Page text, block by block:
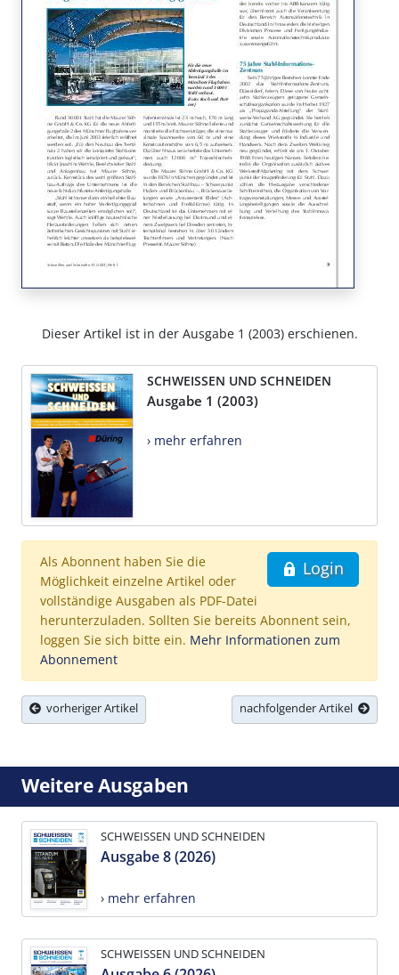
Dieser Artikel ist in der Ausgabe 1 (2003) erschienen.
SCHWEISSEN UND SCHNEIDEN
Ausgabe 1 (2003)
› mehr erfahren
Login
Als Abonnent haben Sie die
Möglichkeit einzelne Artikel oder
vollständige Ausgaben als PDF-Datei
herunterzuladen. Sollten Sie bereits Abonnent sein,
loggen Sie sich bitte ein. Mehr Informationen zum
Abonnement
vorheriger Artikel nachfolgender Artikel
Weitere Ausgaben
SCHWEISSEN UND SCHNEIDEN
Ausgabe 8 (2026)
› mehr erfahren
SCHWEISSEN UND SCHNEIDEN